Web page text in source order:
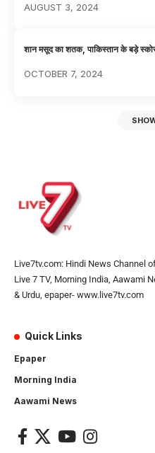
AUGUST 3, 2024
शान मसूद का शतक, पाकिस्तान के बड़े
OCTOBER 7, 2024
Live7tv.com: Hindi News Channel
Live 7 TV, Morning India, Aawami
& Urdu, epaper- www.live7tv.com
Quick Links
Epaper
Morning India
Aawami News